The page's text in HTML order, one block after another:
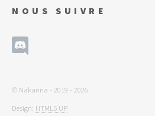
NOUS SUIVRE
© Nakarina - 2019 - 2026
Design: HTML5 UP